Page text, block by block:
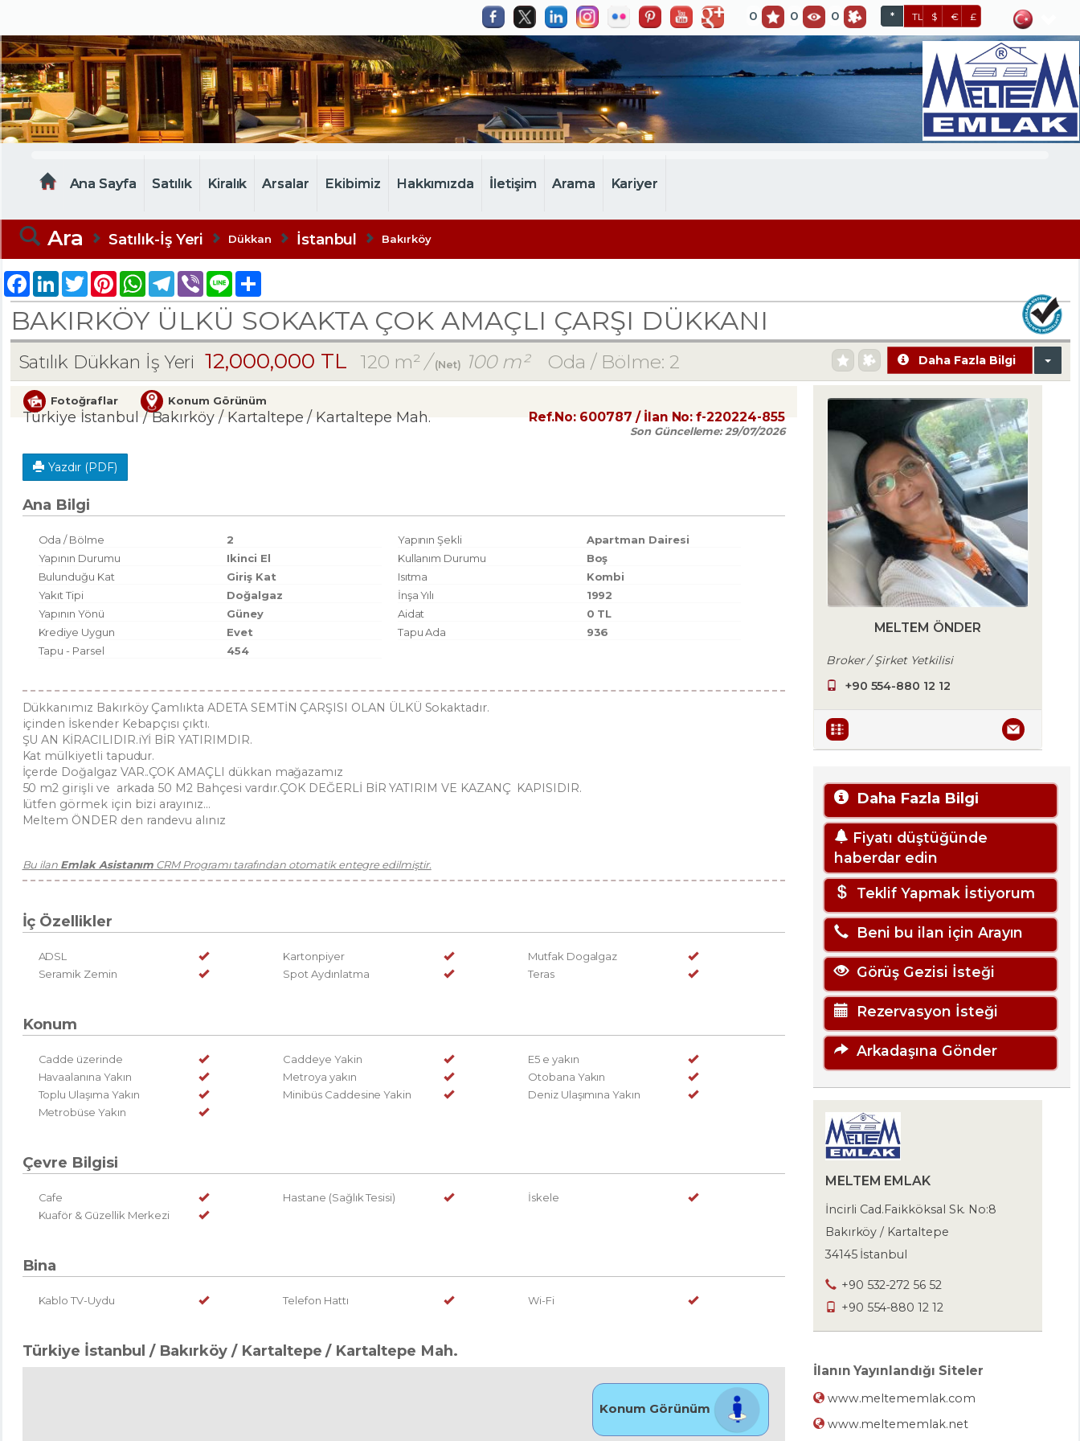
0 0 0 * TL $ € £
Ana Sayfa Satılık Kiralık Arsalar Ekibimiz Hakkımızda İletişim Arama Kariyer
Ara Satılık-İş Yeri Dükkan İstanbul Bakırköy
Facebook
LinkedInTwitterPinterestWhatsAppTelegram
Viber Line Share
BAKIRKÖY ÜLKÜ SOKAKTA ÇOK AMAÇLI ÇARŞI DÜKKANI
Satılık Dükkan İş Yeri 12,000,000 TL 120 m² /(Net) 100 m² Oda / Bölme: 2 Daha Fazla Bilgi
Fotoğraflar Konum Görünüm
Türkiye İstanbul / Bakırköy / Kartaltepe / Kartaltepe Mah. Ref.No: 600787 / İlan No:f-220224-855
Son Güncelleme:29/07/2026
Yazdır (PDF)
Ana Bilgi
Oda / Bölme 2 Yapının Şekli
Apartman Dairesi
Yapının Durumu
Ikinci El Kullanım Durumu
Boş
Bulunduğu Kat
Giriş Kat Isıtma
Kombi
Yakıt Tipi
Doğalgaz İnşa Yılı
1992
Yapının Yönü
Güney Aidat
0 TL
Krediye Uygun
Evet Tapu Ada
936
Tapu - Parsel
454
Dükkanımız Bakırköy Çamlıkta ADETA SEMTİN ÇARŞISI OLAN ÜLKÜ Sokaktadır.
içinden İskender Kebapçısı çıktı.
ŞU AN KİRACILIDIR.iYİ BİR YATIRIMDIR.
Kat mülkiyetli tapudur.
İçerde Doğalgaz VAR..ÇOK AMAÇLI dükkan mağazamız
50 m2 girişli ve arkada 50 M2 Bahçesi vardır.ÇOK DEĞERLİ BİR YATIRIM VE KAZANÇ KAPISIDIR.
lütfen görmek için bizi arayınız...
Meltem ÖNDER den randevu alınız
Bu ilan Emlak Asistanım CRM Programı tarafından otomatik entegre edilmiştir.
İç Özellikler
ADSL Kartonpiyer
Mutfak Dogalgaz
Seramik Zemin
Spot Aydınlatma Teras
Konum
Cadde üzerinde Caddeye Yakin
E5 e yakın
Havaalanına Yakın
Metroya yakın
Otobana Yakın
Toplu Ulaşıma Yakın
Minibüs Caddesine Yakin
Deniz Ulaşımına Yakın
Metrobüse Yakın
Çevre Bilgisi
Cafe Hastane (Sağlık Tesisi)
İskele
Kuaför & Güzellik Merkezi
Bina
Kablo TV-Uydu Telefon Hattı Wi-Fi
Türkiye İstanbul / Bakırköy / Kartaltepe / Kartaltepe Mah.
Konum Görünüm
MELTEM ÖNDER
Broker / Şirket Yetkilisi
+90 554-880 12 12
Daha Fazla Bilgi
Fiyatı düştüğünde
haberdar edin
Teklif Yapmak İstiyorum
Beni bu ilan için Arayın
Görüş Gezisi İsteği
Rezervasyon İsteği
Arkadaşına Gönder
MELTEM EMLAK
İncirli Cad.Faikköksal Sk. No:8
Bakırköy / Kartaltepe
34145 İstanbul
+90 532-272 56 52
+90 554-880 12 12
İlanın Yayınlandığı Siteler
www.meltememlak.com
www.meltememlak.net